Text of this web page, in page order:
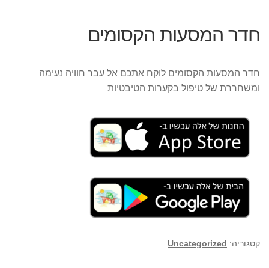
חדר המסעות הקסומים
חדר המסעות הקסומים לוקח אתכם אל עבר חוויה נעימה
ומשחררת של טיפול בקערות הטיבטיות
קטגוריה: Uncategorized